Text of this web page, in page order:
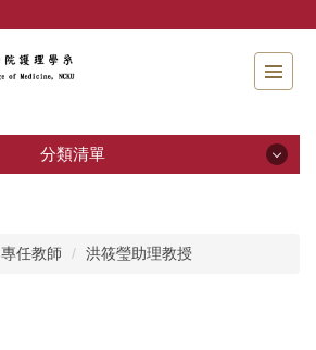
分類清單
專任教師 洪筱瑩助理教授